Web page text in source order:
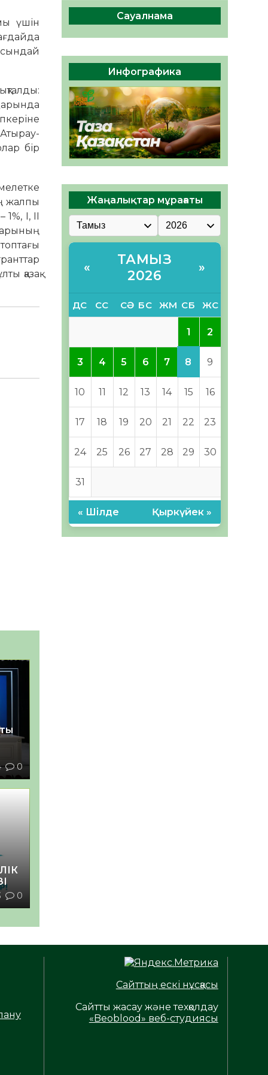
үшін
бір
жалпы
І, ІІ
қазақ
0
0
Руслан Рүстемұлы облыс
әкімінің кеңесшісі болып
тағайындалды
05.08.2026
54 0
Сауалнама
Инфографика
Жаңалықтар мұрағаты
«
ТАМЫЗ
2026
»
ДС СС СӘ БС ЖМ СБ ЖС
1 2
3 4 5 6 7 8 9
10 11 12 13 14 15 16
17 18 19 20 21 22 23
24 25 26 27 28 29 30
31
« Шілде Қыркүйек »
Сайттың ескі нұсқасы
Сайтты жасау және техқолдау
«Beoblood» веб-студиясы